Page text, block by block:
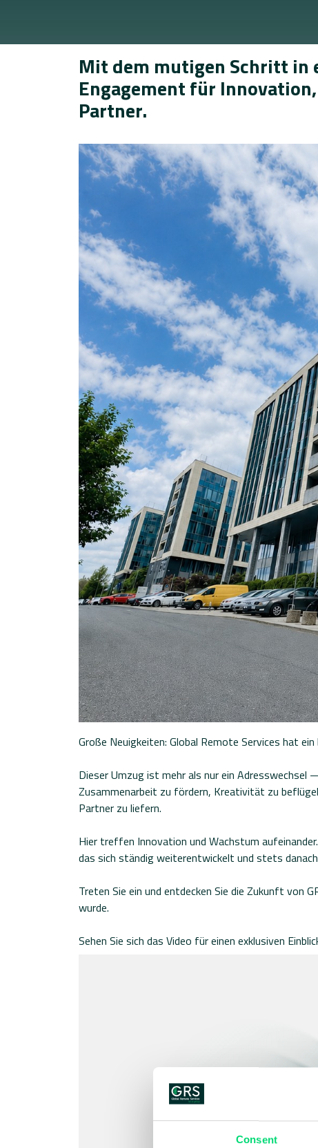
Consent
Mit dem mutigen Schritt in
Engagement für
Partner.
Große Neuigkeiten: Global Remote Services hat
Dieser Umzug ist mehr als nur ein
Zusammenarbeit zu fördern, Kreativität zu
Partner zu liefern.
Hier treffen Innovation und Wachstum
das sich ständig weiterentwickelt und stets
Treten Sie ein und entdecken Sie die Zukunft von
wurde.
Sehen Sie sich das Video für einen exklusiven